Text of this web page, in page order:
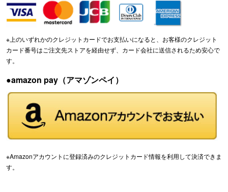
※上のいずれかのクレジットカードでお支払いになると、お客様のクレジット
カード番号はご注文先ストアを経由せず、カード会社に送信されるため安心で
す。
●amazon pay（アマゾンペイ）
※Amazonアカウントに登録済みのクレジットカード情報を利用して決済できま
す。